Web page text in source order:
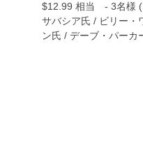
$12.99 相当 - 3名様 (
サバシア氏 / ビリー・
ン氏 / デーブ・パーカ